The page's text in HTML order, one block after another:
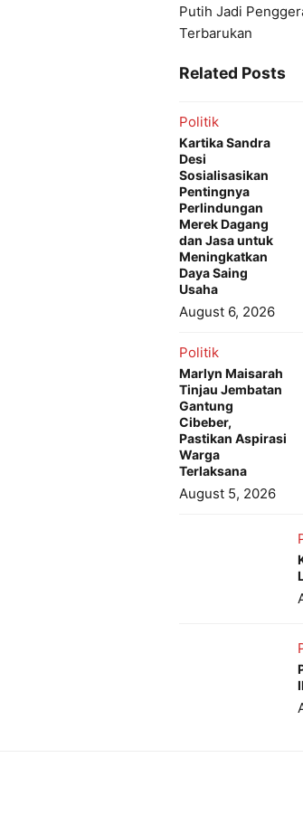
Putih Jadi
Terbarukan
Related Posts
Politik
Kartika Sandra
Desi
Sosialisasikan
Pentingnya
Perlindungan
Merek Dagang
dan Jasa untuk
Meningkatkan
Daya Saing
Usaha
August 6, 2026
Politik
Marlyn Maisarah
Tinjau Jembatan
Gantung
Cibeber,
Pastikan Aspirasi
Warga
Terlaksana
August 5, 2026